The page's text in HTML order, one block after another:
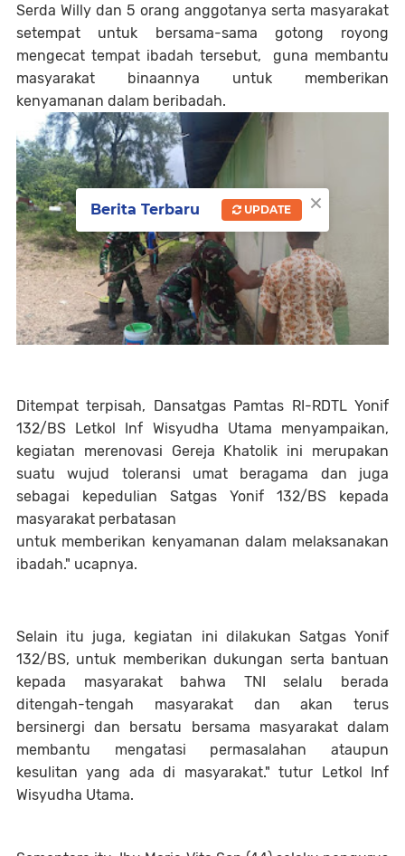
Serda Willy dan 5 orang anggotanya serta masyarakat
setempat untuk bersama-sama gotong royong
mengecat tempat ibadah tersebut, guna membantu
masyarakat binaannya untuk memberikan
kenyamanan dalam beribadah.
Ditempat terpisah, Dansatgas Pamtas RI-RDTL Yonif
132/BS Letkol Inf Wisyudha Utama menyampaikan,
kegiatan merenovasi Gereja Khatolik ini merupakan
suatu wujud toleransi umat beragama dan juga
sebagai kepedulian Satgas Yonif 132/BS kepada
masyarakat perbatasan
untuk memberikan kenyamanan dalam melaksanakan
ibadah." ucapnya.
Selain itu juga, kegiatan ini dilakukan Satgas Yonif
132/BS, untuk memberikan dukungan serta bantuan
kepada masyarakat bahwa TNI selalu berada
ditengah-tengah masyarakat dan akan terus
bersinergi dan bersatu bersama masyarakat dalam
membantu mengatasi permasalahan ataupun
kesulitan yang ada di masyarakat." tutur Letkol Inf
Wisyudha Utama.
×
Berita Terbaru UPDATE